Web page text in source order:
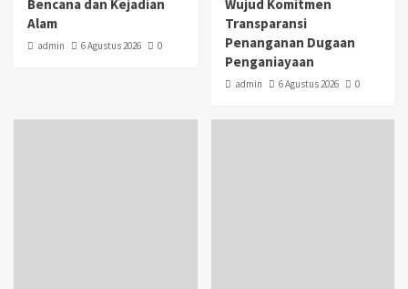
Bencana dan Kejadian
Alam
admin 6 Agustus 2026 0
Wujud Komitmen
Transparansi
Penanganan Dugaan
Penganiayaan
admin 6 Agustus 2026 0